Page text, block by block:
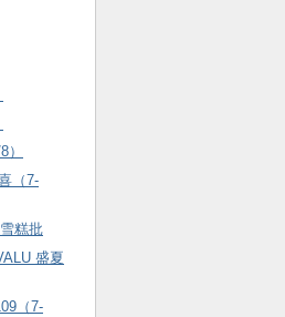
（7-
糕批
盛夏
（7-